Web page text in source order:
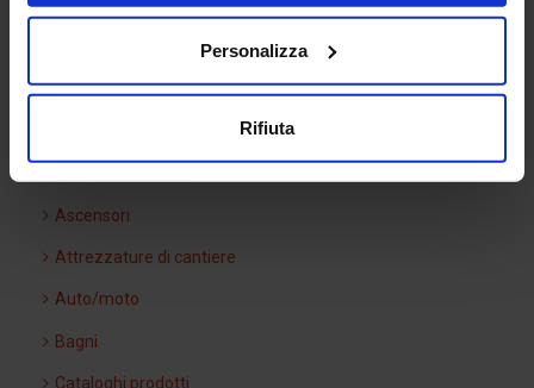
Personalizza
Rifiuta
Arredi interni
Ascensori
Attrezzature di cantiere
Auto/moto
Bagni
Cataloghi prodotti